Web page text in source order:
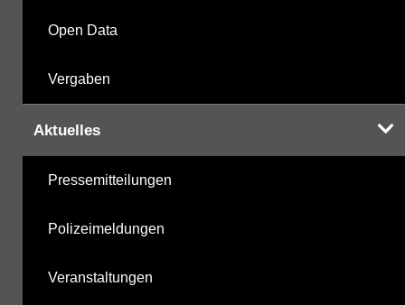
Open Data
Vergaben
Aktuelles
Pressemitteilungen
Polizeimeldungen
Veranstaltungen